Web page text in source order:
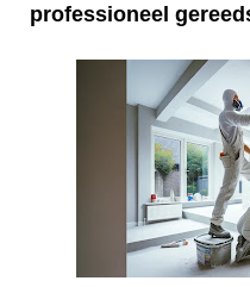
professioneel